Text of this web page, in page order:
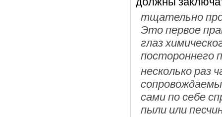
тщательно
Это первое
глаз
постороннего
несколько раз
сами по себе
пыли или